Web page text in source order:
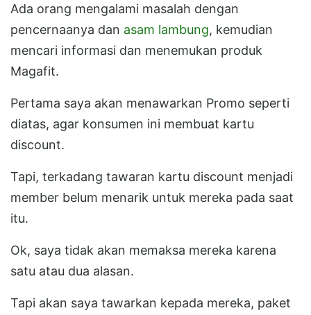
Ada orang mengalami masalah dengan
pencernaanya dan asam lambung, kemudian
mencari informasi dan menemukan produk
Magafit.
Pertama saya akan menawarkan Promo seperti
diatas, agar konsumen ini membuat kartu
discount.
Tapi, terkadang tawaran kartu discount menjadi
member belum menarik untuk mereka pada saat
itu.
Ok, saya tidak akan memaksa mereka karena
satu atau dua alasan.
Tapi akan saya tawarkan kepada mereka, paket